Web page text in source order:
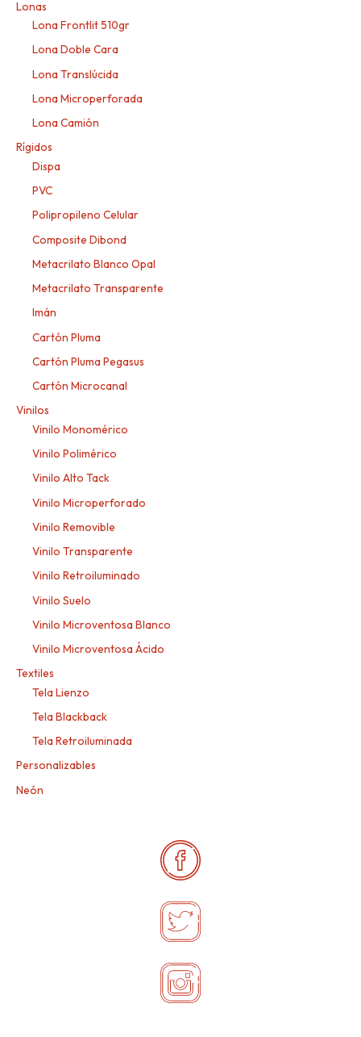
Lonas
Lona Frontlit 510gr
Lona Doble Cara
Lona Translúcida
Lona Microperforada
Lona Camión
Rígidos
Dispa
PVC
Polipropileno Celular
Composite Dibond
Metacrilato Blanco Opal
Metacrilato Transparente
Imán
Cartón Pluma
Cartón Pluma Pegasus
Cartón Microcanal
Vinilos
Vinilo Monomérico
Vinilo Polimérico
Vinilo Alto Tack
Vinilo Microperforado
Vinilo Removible
Vinilo Transparente
Vinilo Retroiluminado
Vinilo Suelo
Vinilo Microventosa Blanco
Vinilo Microventosa Ácido
Textiles
Tela Lienzo
Tela Blackback
Tela Retroiluminada
Personalizables
Neón